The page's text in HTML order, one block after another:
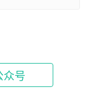
众号